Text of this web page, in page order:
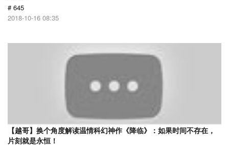
# 645
2018-10-16 08:35
【越哥】换个角度解读温情科幻神作《降临》：如果时间不存在，
片刻就是永恒！